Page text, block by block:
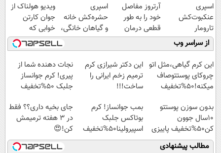
اسپری
عنکبوت‌‌کش
تارومار
ازبین‌برنده انواع
عنکبوت
آرتروز مفاصل
خود را به طور
قطعی درمان
کنید!
◗پرسش‌نامه◖
اسپری
حشره‌کش خانه
و گیاهان خانگی،
نابودکننده انواع
حشرات خانگی و
آفات
ویدیو هولناک از
جوان کارتن
خوابی که
میلیاردر شد.
آموزش رایگان
از سراسر وب
این کرم گیاهی،مثل اتو
چروکای پوستتوصاف
میکنه!50%تخفیف
این دکتر شیرازی کرم
ترمیم زخم ایرانی را
ساخت!!!
نجات دهنده شما از
پیری! کرم جوانساز
جلبک 50%تخفیف
بدون سوزن پوستتو
10سال جوون
کن50%تخفیف پاییزی
بمب جوانساز! کرم
بوتاکس جلبک
اسپیرولینا50%تخفیف
جای بخیه داری؟؟ فقط
در 3 هفته ترمیمش
کن!😍
مطالب پیشنهادی